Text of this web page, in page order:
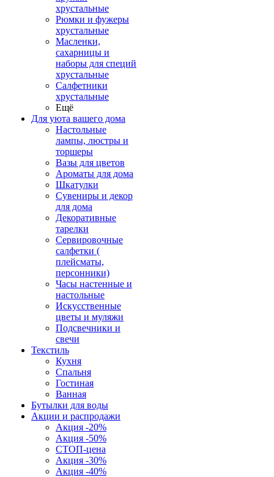
хрустальные
Рюмки и фужеры
хрустальные
Масленки,
сахарницы и
наборы для специй
хрустальные
Салфетники
хрустальные
Ещё
Для уюта вашего дома
Настольные
лампы, люстры и
торшеры
Вазы для цветов
Ароматы для дома
Шкатулки
Сувениры и декор
для дома
Декоративные
тарелки
Сервировочные
салфетки (
плейсматы,
персонники)
Часы настенные и
настольные
Искусственные
цветы и муляжи
Подсвечники и
свечи
Текстиль
Кухня
Спальня
Гостиная
Ванная
Бутылки для воды
Акции и распродажи
Акция -20%
Акция -50%
СТОП-цена
Акция -30%
Акция -40%